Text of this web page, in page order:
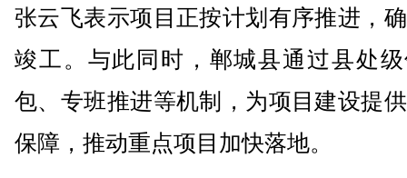
张云飞表示项目正按计划有序推进，
竣工。与此同时，郸城县通过县处
包、专班推进等机制，为项目建设提
保障，推动重点项目加快落地。